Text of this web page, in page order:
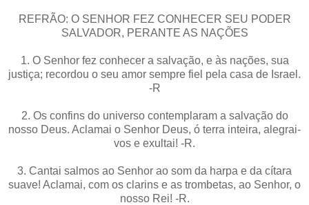
REFRÃO: O SENHOR FEZ CONHECER SEU PODER
SALVADOR, PERANTE AS NAÇÕES
1. O Senhor fez conhecer a salvação, e às nações, sua
justiça; recordou o seu amor sempre fiel pela casa de Israel.
-R
2. Os confins do universo contemplaram a salvação do
nosso Deus. Aclamai o Senhor Deus, ó terra inteira, alegrai-
vos e exultai! -R.
3. Cantai salmos ao Senhor ao som da harpa e da cítara
suave! Aclamai, com os clarins e as trombetas, ao Senhor, o
nosso Rei! -R.